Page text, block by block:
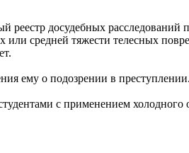
досудебных расследований
средней тяжести телесных
ему о подозрении в преступлении.
с применением холодного